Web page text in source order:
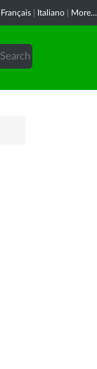
Français Italiano More...